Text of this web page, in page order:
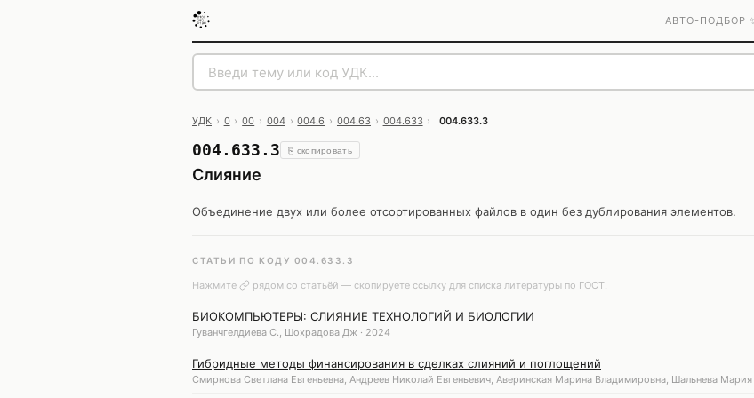
АВТО-ПОДБОР
УДК › 0 › 00 › 004 › 004.6 › 004.63 › 004.633 › 004.633.3
004.633.3 ⎘ скопировать
Слияние
Объединение двух или более отсортированных файлов в один без дублирования элементов.
СТАТЬИ ПО КОДУ 004.633.3
Нажмите
рядом со статьёй — скопируете ссылку для списка литературы по ГОСТ.
БИОКОМПЬЮТЕРЫ: СЛИЯНИЕ ТЕХНОЛОГИЙ И БИОЛОГИИ
Гуванчгелдиева С., Шохрадова Дж · 2024
Гибридные методы финансирования в сделках слияний и поглощений
Смирнова Светлана Евгеньевна, Андреев Николай Евгеньевич, Аверинская Марина Владимировна, Шальнева Мария